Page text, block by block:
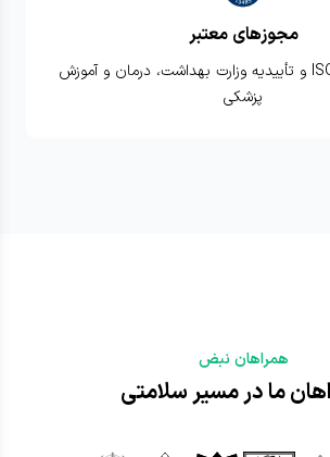
مجوزهای معتبر
ISO 13485، IMED و تأییدیه وزارت بهداشت، درمان و آموزش
پزشکی
همراهان نبض
ما در مسیر سلامتی